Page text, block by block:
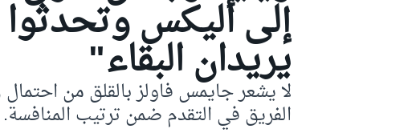
موتو جي بي
إلى أليكس وتحدثوا
يريدان البقاء"
لا يشعر جايمس فاولز بالقلق من
الفريق في التقدم ضمن ترتيب المنافسة.